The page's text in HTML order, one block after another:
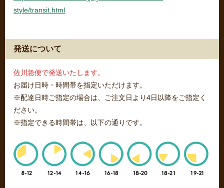
style/transit.html
発送について
佐川急便で発送いたします。
お届け日時・時間帯を指定いただけます。
※配達日時ご指定の場合は、ご注文日より4日以降をご指定く
ださい。
※指定できる時間帯は、以下の通りです。